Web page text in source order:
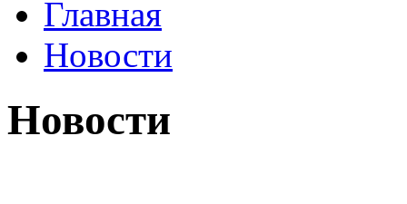
Главная
Новости
Новости